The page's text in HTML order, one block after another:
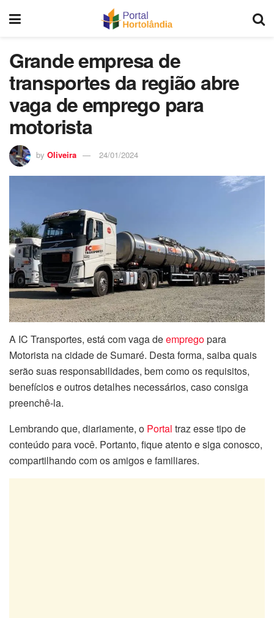
Grande empresa de
transportes da região abre
vaga de emprego para
motorista
by Oliveira 24/01/2024
A IC Transportes, está com vaga deempregopara
Motorista na cidade de Sumaré. Desta forma, saiba quais
serão suas responsabilidades, bem como os requisitos,
benefícios e outros detalhes necessários, caso consiga
preenchê-la.
Lembrando que, diariamente, o Portal traz esse tipo de
conteúdo para você. Portanto, fique atento e siga conosco,
compartilhando com os amigos e familiares.